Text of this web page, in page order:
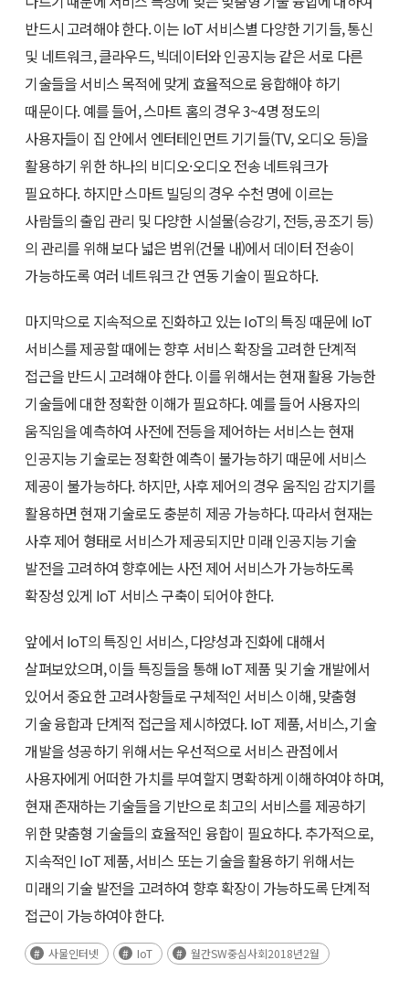
반드시 고려해야 한다. 이는 IoT 서비스별 다양한 기기들, 통신
및 네트워크, 클라우드, 빅데이터와 인공지능 같은 서로 다른
기술들을 서비스 목적에 맞게 효율적으로 융합해야 하기
때문이다. 예를 들어, 스마트 홈의 경우 3~4명 정도의
사용자들이 집 안에서 엔터테인먼트 기기들(TV, 오디오 등)을
활용하기 위한 하나의 비디오·오디오 전송 네트워크가
필요하다. 하지만 스마트 빌딩의 경우 수천 명에 이르는
사람들의 출입 관리 및 다양한 시설물(승강기, 전등, 공조기 등)
의 관리를 위해 보다 넓은 범위(건물 내)에서 데이터 전송이
가능하도록 여러 네트워크 간 연동 기술이 필요하다.
마지막으로 지속적으로 진화하고 있는 IoT의 특징 때문에 IoT
서비스를 제공할 때에는 향후 서비스 확장을 고려한 단계적
접근을 반드시 고려해야 한다. 이를 위해서는 현재 활용 가능한
기술들에 대한 정확한 이해가 필요하다. 예를 들어 사용자의
움직임을 예측하여 사전에 전등을 제어하는 서비스는 현재
인공지능 기술로는 정확한 예측이 불가능하기 때문에 서비스
제공이 불가능하다. 하지만, 사후 제어의 경우 움직임 감지기를
활용하면 현재 기술로도 충분히 제공 가능하다. 따라서 현재는
사후 제어 형태로 서비스가 제공되지만 미래 인공지능 기술
발전을 고려하여 향후에는 사전 제어 서비스가 가능하도록
확장성 있게 IoT 서비스 구축이 되어야 한다.
앞에서 IoT의 특징인 서비스, 다양성과 진화에 대해서
살펴보았으며, 이들 특징들을 통해 IoT 제품 및 기술 개발에서
있어서 중요한 고려사항들로 구체적인 서비스 이해, 맞춤형
기술 융합과 단계적 접근을 제시하였다. IoT 제품, 서비스, 기술
개발을 성공하기 위해서는 우선적으로 서비스 관점에서
사용자에게 어떠한 가치를 부여할지 명확하게 이해하여야 하며,
현재 존재하는 기술들을 기반으로 최고의 서비스를 제공하기
위한 맞춤형 기술들의 효율적인 융합이 필요하다. 추가적으로,
지속적인 IoT 제품, 서비스 또는 기술을 활용하기 위해서는
미래의 기술 발전을 고려하여 향후 확장이 가능하도록 단계적
접근이 가능하여야 한다.
사물인터넷 IoT 월간SW중심사회2018년2월